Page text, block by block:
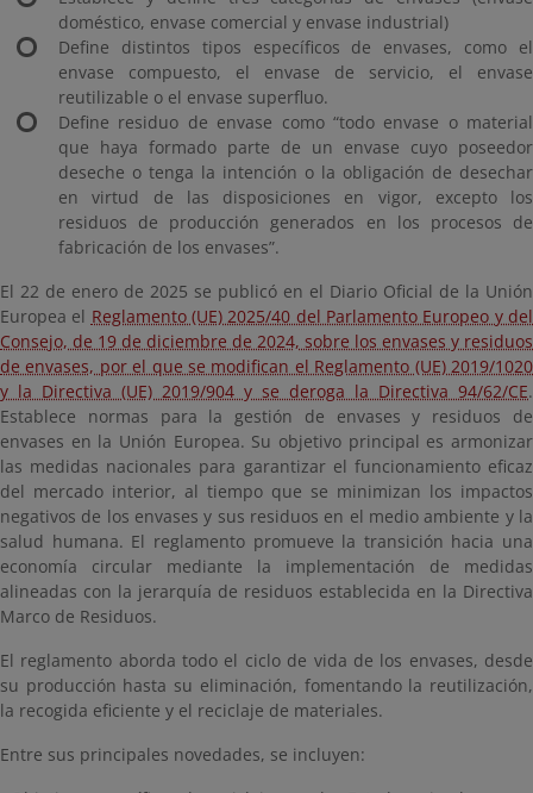
doméstico, envase comercial y envase industrial)
Define distintos tipos específicos de envases, como el
envase compuesto, el envase de servicio, el envase
reutilizable o el envase superfluo.
Define residuo de envase como “todo envase o material
que haya formado parte de un envase cuyo poseedor
deseche o tenga la intención o la obligación de desechar
en virtud de las disposiciones en vigor, excepto los
residuos de producción generados en los procesos de
fabricación de los envases”.
El 22 de enero de 2025 se publicó en el Diario Oficial de la Unión
Europea el Reglamento (UE) 2025/40 del Parlamento Europeo y del
Consejo, de 19 de diciembre de 2024, sobre los envases y residuos
de envases, por el que se modifican el Reglamento (UE) 2019/1020
y la Directiva (UE) 2019/904 y se deroga la Directiva 94/62/CE.
Establece normas para la gestión de envases y residuos de
envases en la Unión Europea. Su objetivo principal es armonizar
las medidas nacionales para garantizar el funcionamiento eficaz
del mercado interior, al tiempo que se minimizan los impactos
negativos de los envases y sus residuos en el medio ambiente y la
salud humana. El reglamento promueve la transición hacia una
economía circular mediante la implementación de medidas
alineadas con la jerarquía de residuos establecida en la Directiva
Marco de Residuos.
El reglamento aborda todo el ciclo de vida de los envases, desde
su producción hasta su eliminación, fomentando la reutilización,
la recogida eficiente y el reciclaje de materiales.
Entre sus principales novedades, se incluyen: